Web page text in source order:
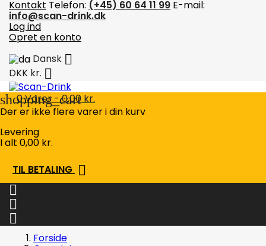
Kontakt Telefon: (+45) 60 64 11 99 E-mail:
info@scan-drink.dk
Log ind
Opret en konto
Dansk 
DKK kr. 
shopping_cart
0Varer - 0,00 kr.
Der er ikke flere varer i din kurv
Levering
I alt 0,00 kr.
TIL BETALING 



Forside